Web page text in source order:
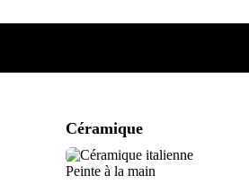
Céramique
Peinte à la main